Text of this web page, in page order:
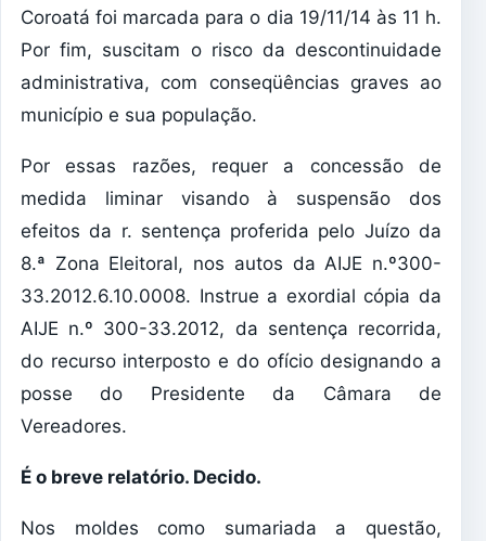
Coroatá foi marcada para o dia 19/11/14 às 11 h.
Por fim, suscitam o risco da descontinuidade
administrativa, com conseqüências graves ao
município e sua população.
Por essas razões, requer a concessão de
medida liminar visando à suspensão dos
efeitos da r. sentença proferida pelo Juízo da
8.ª Zona Eleitoral, nos autos da AIJE n.º300-
33.2012.6.10.0008. Instrue a exordial cópia da
AIJE n.º 300-33.2012, da sentença recorrida,
do recurso interposto e do ofício designando a
posse do Presidente da Câmara de
Vereadores.
É o breve relatório. Decido.
Nos moldes como sumariada a questão,